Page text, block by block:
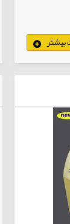
بیشترکالاهای انتخابی